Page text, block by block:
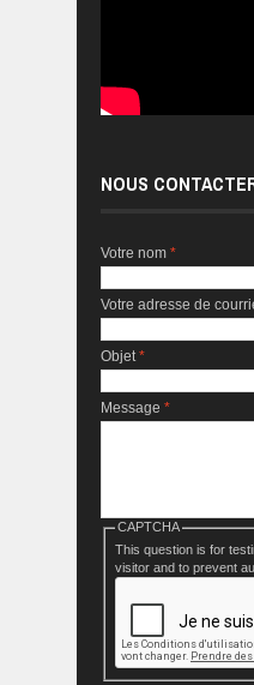
NOUS
Votre nom *
Votre adresse de
Objet*
Message *
CAPTCHA
This question is for
visitor and to prevent